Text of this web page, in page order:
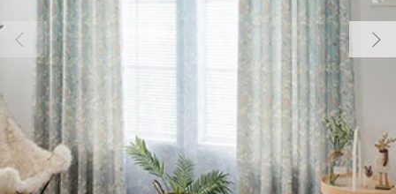
カーテン>場所で選ぶ リビング
Daisy ドレープカーテン
カーテン>
Daisy ドレープカーテン
カーテン> デザインテイスト
Daisy ドレープカーテン
カーテン> デザインテイスト> > Daisy ドレープカーテ
カーテン>デザインテイスト> カントリー>
Daisy ドレープカーテ
カーテン > カラー >
Daisy ドレープカーテン
カーテン>カーテンの種類>ドレープカーテン >Daisy ドレープカ